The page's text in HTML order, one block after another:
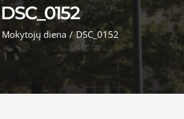
DSC_0152
Mokytojų diena / DSC_0152